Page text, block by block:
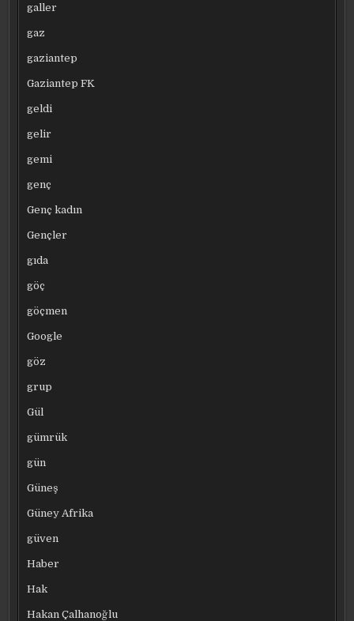
galler
gaz
gaziantep
Gaziantep FK
geldi
gelir
gemi
genç
Genç kadın
Gençler
gıda
göç
göçmen
Google
göz
grup
Gül
gümrük
gün
Güneş
Güney Afrika
güven
Haber
Hak
Hakan Çalhanoğlu